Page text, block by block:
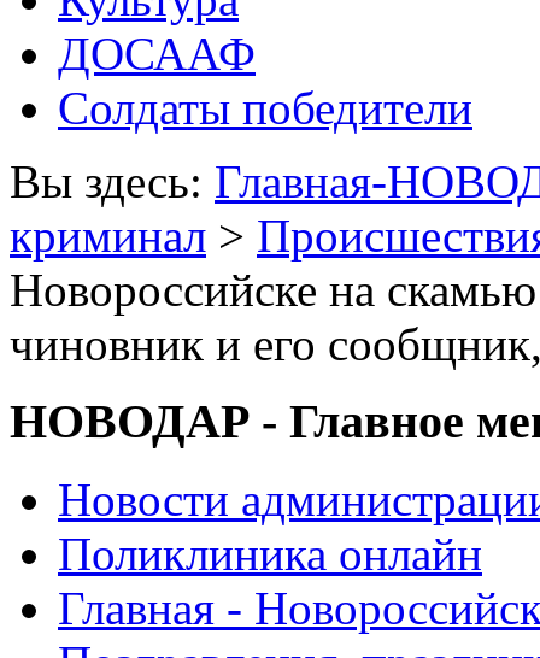
ДОСААФ
Солдаты победители
Вы здесь: Главная-
криминал >
Новороссийске на
чиновник и его
НОВОДАР - Главное
Новости
Поликлиника онлайн
Главная -